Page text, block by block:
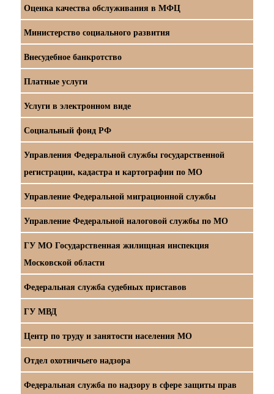
Оценка качества обслуживания в МФЦ
Министерство социального развития
Внесудебное банкротство
Платные услуги
Услуги в электронном виде
Социальный фонд РФ
Управления Федеральной службы государственной
регистрации, кадастра и картографии по МО
Управление Федеральной миграционной службы
Управление Федеральной налоговой службы по МО
ГУ МО Государственная жилищная инспекция
Московской области
Федеральная служба судебных приставов
ГУ МВД
Центр по труду и занятости населения МО
Отдел охотничьего надзора
Федеральная служба по надзору в сфере защиты прав